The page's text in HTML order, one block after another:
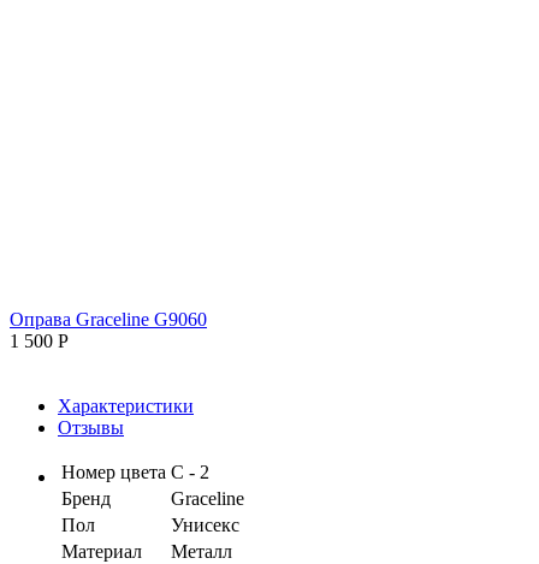
Оправа Graceline G9060
1 500 Р
Характеристики
Отзывы
Номер цвета С - 2
Бренд
Graceline
Пол
Унисекс
Материал
Металл